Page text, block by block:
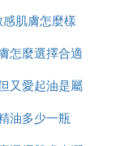
到一萬家。
躋身「中國
建設專項第二
肌膚怎麼樣
怎麼選擇合適
護膚品
又愛起油是屬
什麼肌膚
油多少一瓶